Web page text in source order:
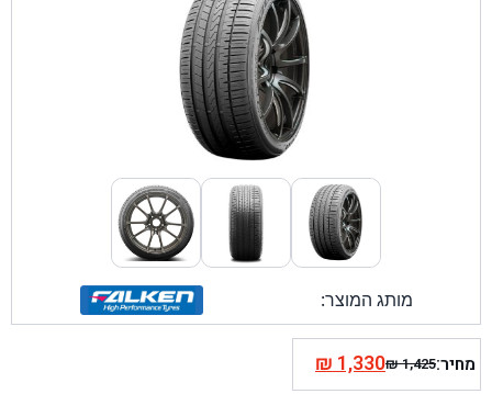
מותג המוצר:
מחיר: ₪1,425
המחיר
₪1,330 המחיר